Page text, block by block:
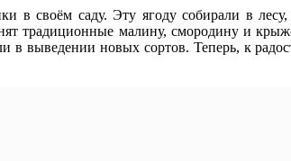
своём саду. Эту ягоду собирали в
традиционные малину, смородину и
новых сортов. Теперь, к